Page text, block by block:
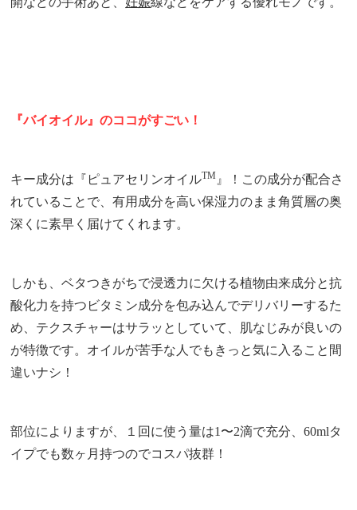
『バイオイル』のココがすごい！
キー成分は『ピュアセリンオイルTM 』！この成分が配合さ
れていることで、有用成分を高い保湿力のまま角質層の奥
深くに素早く届けてくれます。
しかも、ベタつきがちで浸透力に欠ける植物由来成分と抗
酸化力を持つビタミン成分を包み込んでデリバリーするた
め、テクスチャーはサラッとしていて、肌なじみが良いの
が特徴です。オイルが苦手な人でもきっと気に入ること間
違いナシ！
部位によりますが、１回に使う量は1〜2滴で充分、60mlタ
イプでも数ヶ月持つのでコスパ抜群！